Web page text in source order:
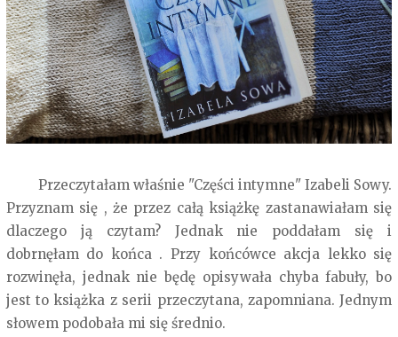
Przeczytałam właśnie "Części intymne" Izabeli Sowy.
Przyznam się , że przez całą książkę zastanawiałam się
dlaczego ją czytam? Jednak nie poddałam się i
dobrnęłam do końca . Przy końcówce akcja lekko się
rozwinęła, jednak nie będę opisywała chyba fabuły, bo
jest to książka z serii przeczytana, zapomniana. Jednym
słowem podobała mi się średnio.